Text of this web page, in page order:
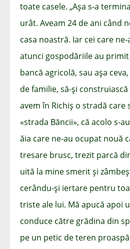
toate casele. „Așa s-a
urât. Aveam 24 de ani când
casa noastră. Iar cei care
atunci gospodăriile au
bancă agricolă, sau așa
de familie, să-și construiască
avem în Richiș o stradă care
«strada Băncii», că acolo s-
ăia care ne-au ocupat nouă
tresare brusc, trezit parcă
uită la mine smerit și
cerându-și iertare pentru
triste ale lui. Mă apucă apoi
conduce către grădina din
pe un petic de teren